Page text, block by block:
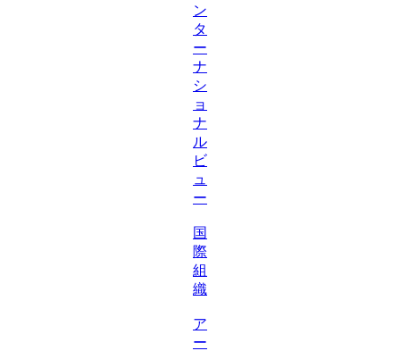
ン
タ
ー
ナ
シ
ョ
ナ
ル
ビ
ュ
ー
国
際
組
織
ア
ー